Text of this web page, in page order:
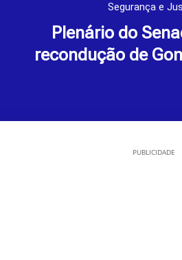
Segurança e
Plenário do
recondução de
PUBLICIDADE